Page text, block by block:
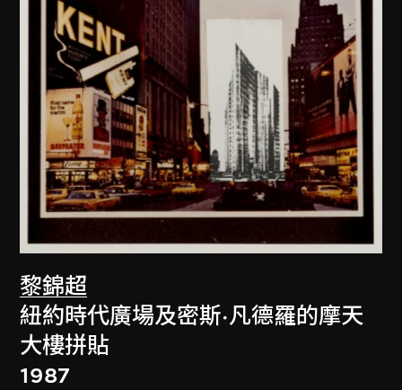
黎錦超
紐約時代廣場及密斯·凡德羅的摩天
大樓拼貼
1987